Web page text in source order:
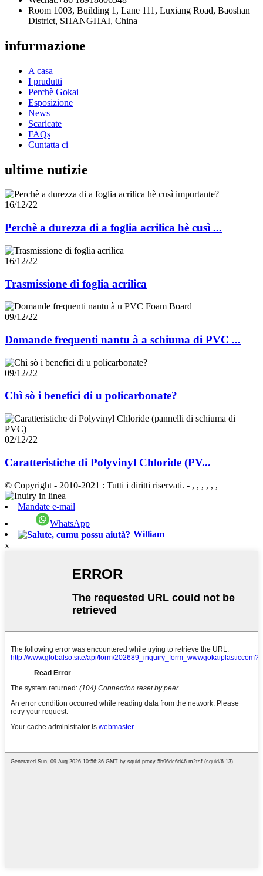
Room 1003, Building 1, Lane 111, Luxiang Road, Baoshan
District, SHANGHAI, China
infurmazione
A casa
I prudutti
Perchè Gokai
Esposizione
News
Scaricate
FAQs
Cuntatta ci
ultime nutizie
16/12/22
Perchè a durezza di a foglia acrilica hè cusì ...
16/12/22
Trasmissione di foglia acrilica
09/12/22
Domande frequenti nantu à a schiuma di PVC ...
09/12/22
Chì sò i benefici di u policarbonate?
02/12/22
Caratteristiche di Polyvinyl Chloride (PV...
© Copyright - 2010-2021 : Tutti i diritti riservati. - , , , , , ,
Mandate e-mail
WhatsApp
William
x